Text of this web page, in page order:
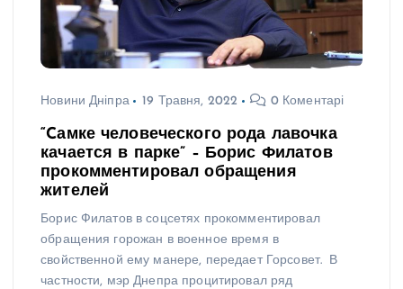
Новини Дніпра 19 Травня, 2022 0 Коментарі
“Cамке человеческого рода лавочка
качается в парке” – Борис Филатов
прокомментировал обращения
жителей
Борис Филатов в соцсетях прокомментировал
обращения горожан в военное время в
свойственной ему манере, передает Горсовет. В
частности, мэр Днепра процитировал ряд